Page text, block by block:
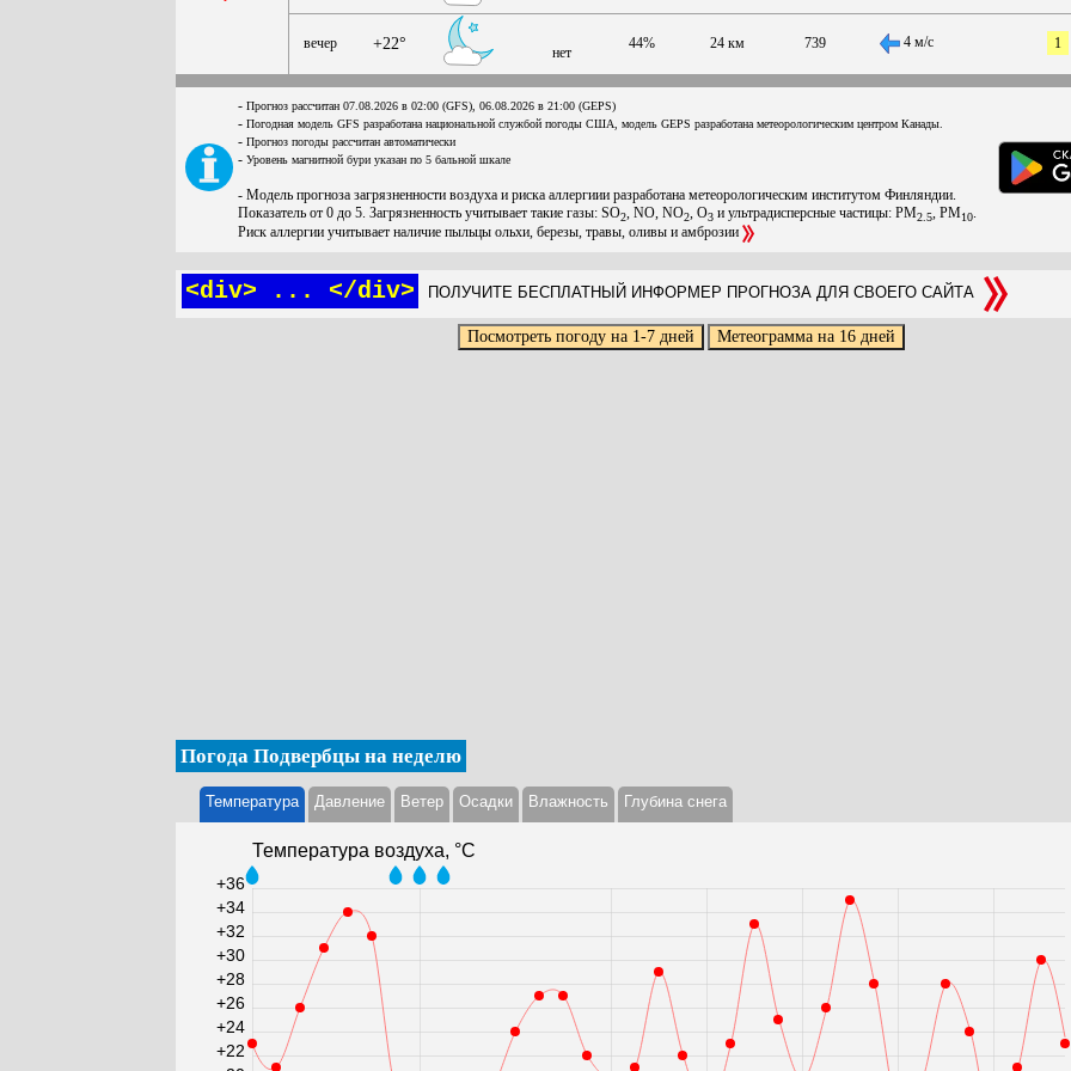
вечер +22° нет
44% 24 км 739 4 м/с 1
- Прогноз рассчитан 07.08.2026 в 02:00 (GFS), 06.08.2026 в 21:00 (GEPS)
- Погодная модель GFS разработана национальной службой погоды США, модель GEPS разработана метеорологическим центром Канады.
- Прогноз погоды рассчитан автоматически
- Уровень магнитной бури указан по 5 бальной шкале
- Модель прогноза загрязненности воздуха и риска аллергиии разработана метеорологическим институтом Финляндии.
Показатель от 0 до 5. Загрязненность учитывает такие газы: SO2 , NO, NO2 , O3 и ультрадисперсные частицы: PM2.5 , PM10
Риск аллергии учитывает наличие пыльцы ольхи, березы, травы, оливы и амброзии
<div> ... </div> ПОЛУЧИТЕ БЕСПЛАТНЫЙ ИНФОРМЕР ПРОГНОЗА ДЛЯ СВОЕГО САЙТА
Погода Подвербцы на неделю
Температура Давление Ветер Осадки Влажность Глубина снега
Температура воздуха, °С
+22
+24
+26
+28
+30
+32
+34
+36